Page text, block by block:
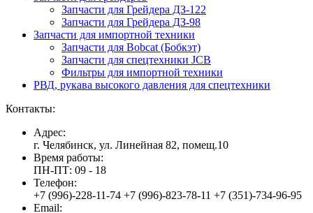
Запчасти для Грейдера ДЗ-122
Запчасти для Грейдера ДЗ-98
Запчасти для импортной техники
Запчасти для Bobcat (Бобкэт)
Запчасти для спецтехники JCB
Фильтры для импортной техники
РВД, рукава высокого давления для спецтехники
Контакты:
Адрес:
г. Челябинск, ул. Линейная 82, помещ.10
Время работы:
ПН-ПТ: 09 - 18
Телефон:
+7 (996)-228-11-74 +7 (996)-823-78-11 +7 (351)-734-96-95
Email: